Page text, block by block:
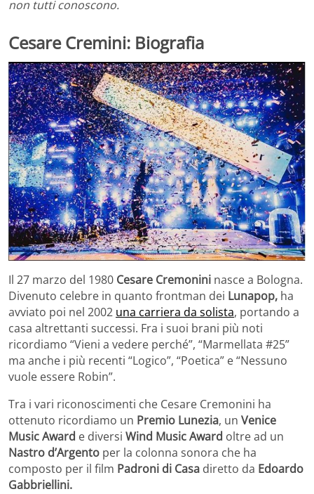
non tutti conoscono.
Cesare Cremini: Biografia
Il 27 marzo del 1980 Cesare Cremonini nasce a Bologna.
Divenuto celebre in quanto frontman dei Lunapop, ha
avviato poi nel 2002 una carriera da solista, portando a
casa altrettanti successi. Fra i suoi brani più noti
ricordiamo “Vieni a vedere perché”, “Marmellata #25”
ma anche i più recenti “Logico”, “Poetica” e “Nessuno
vuole essere Robin”.
Tra i vari riconoscimenti che Cesare Cremonini ha
ottenuto ricordiamo un Premio Lunezia, un Venice
Music Award e diversi Wind Music Award oltre ad un
Nastro d’Argento per la colonna sonora che ha
composto per il film Padroni di Casa diretto da Edoardo
Gabbriellini.